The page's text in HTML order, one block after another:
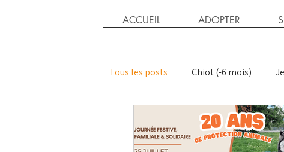
ACCUEIL ADOPTER
Tous les posts Chiot (-6 mois)
Chat adulte